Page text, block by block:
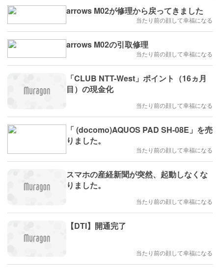
arrows M02が修理から戻ってきました
当たり前の顔して幸福になる
arrows M02の引取修理
当たり前の顔して幸福になる
「CLUB NTT-West」ポイント（16ヵ月
目）の現金化
当たり前の顔して幸福になる
「 (docomo)AQUOS PAD SH-08E」を売
りました。
当たり前の顔して幸福になる
スマホの産経新聞が突然、起動しなくな
りました。
当たり前の顔して幸福になる
【DTI】開通完了
当たり前の顔して幸福になる